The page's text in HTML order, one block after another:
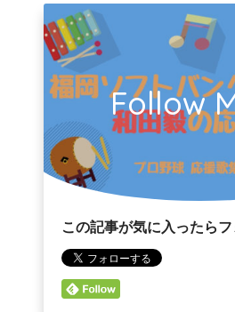
Follow
この記事が気に入ったら